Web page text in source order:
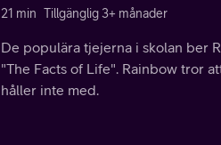
21 min Tillgänglig 3+ månader
De populära tjejerna i skolan ber
"The Facts of Life". Rainbow tror
håller inte med.